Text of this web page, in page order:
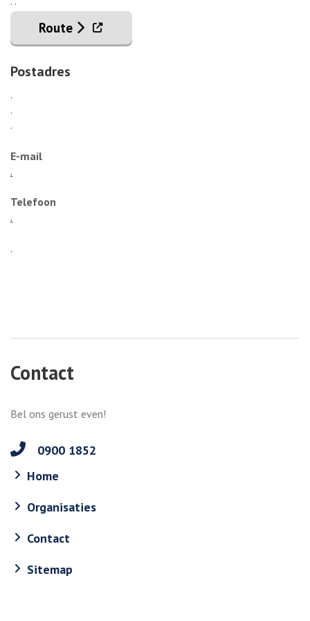
Route . Externe link
Postadres
.
.
.
E-mail
.
Telefoon
.
.
Contact
Bel ons gerust even!
0900 1852
Home
Organisaties
Contact
Sitemap